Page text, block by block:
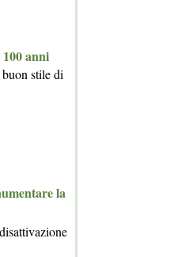
anni
stile di
la